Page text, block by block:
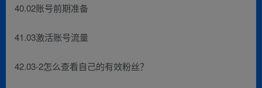
40.02账号前期准备
41.03激活账号流量
42.03-2怎么查看自己的有效粉丝？